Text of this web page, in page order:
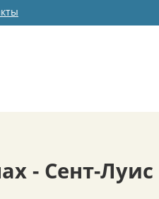
- Сент-Луис